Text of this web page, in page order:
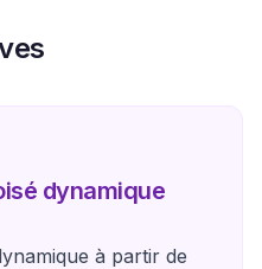
dynamique
à partir de